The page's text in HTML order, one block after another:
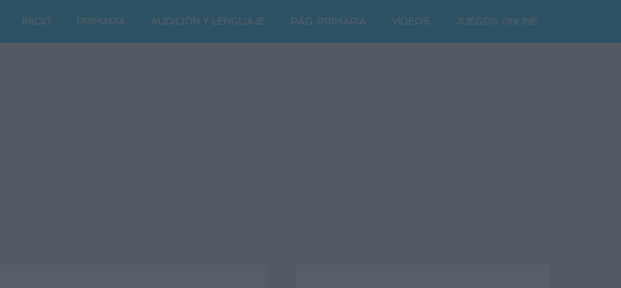
INICIO PRIMARIA AUDICIÓN Y LENGUAJE PÁG. PRIMARIA VIDEOS JUEGOS ONLINE